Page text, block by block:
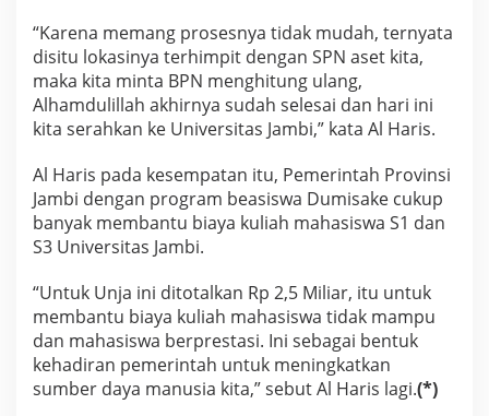
“Karena memang prosesnya tidak mudah, ternyata
disitu lokasinya terhimpit dengan SPN aset kita,
maka kita minta BPN menghitung ulang,
Alhamdulillah akhirnya sudah selesai dan hari ini
kita serahkan ke Universitas Jambi,” kata Al Haris.
Al Haris pada kesempatan itu, Pemerintah Provinsi
Jambi dengan program beasiswa Dumisake cukup
banyak membantu biaya kuliah mahasiswa S1 dan
S3 Universitas Jambi.
“Untuk Unja ini ditotalkan Rp 2,5 Miliar, itu untuk
membantu biaya kuliah mahasiswa tidak mampu
dan mahasiswa berprestasi. Ini sebagai bentuk
kehadiran pemerintah untuk meningkatkan
sumber daya manusia kita,” sebut Al Haris lagi.(*)